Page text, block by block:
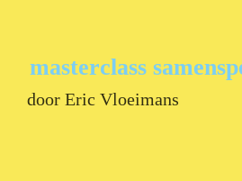
masterclass
door Eric Vloeimans